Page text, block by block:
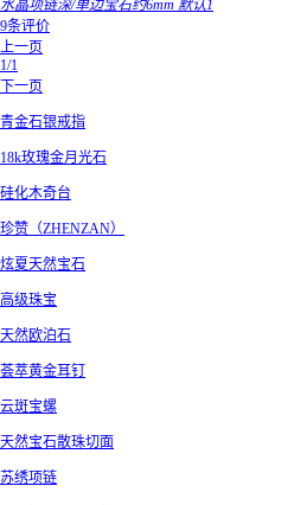
水晶项链深/单边宝石约6mm 默认1
9条评价
上一页
1/1
下一页
青金石银戒指
18k玫瑰金月光石
硅化木奇台
珍赞（ZHENZAN）
炫夏天然宝石
高级珠宝
天然欧泊石
荟萃黄金耳钉
云斑宝螺
天然宝石散珠切面
苏绣项链